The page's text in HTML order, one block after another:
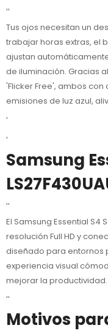
''
Tus ojos necesitan un
trabajar horas extras, el
ajustan
de iluminación. Gracias
'Flicker Free', ambos con
emisiones de luz azul,
'
'
Samsung
''
El Samsung Essential S4
resolución Full HD y
diseñado para entornos
experiencia visual
mejorar la productividad.
''
Motivos